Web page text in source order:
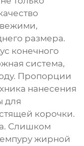
размера.
конечного
система,
Пропорции
нанесения
для
корочки.
Слишком
жирной